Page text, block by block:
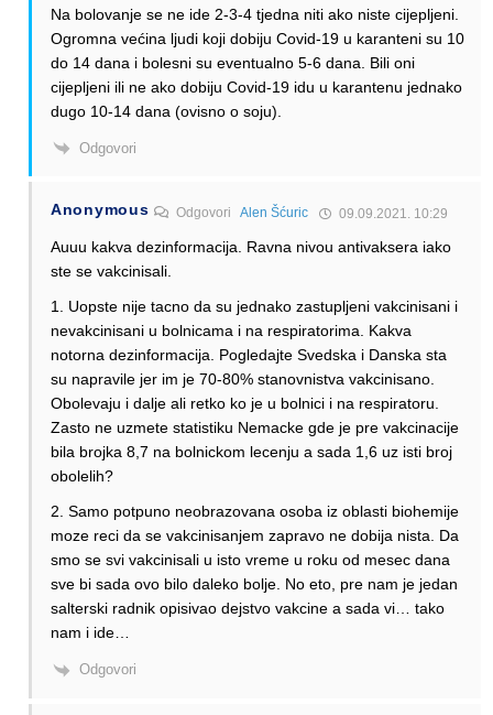
Na bolovanje se ne ide 2-3-4 tjedna niti ako niste cijepljeni.
Ogromna većina ljudi koji dobiju Covid-19 u karanteni su 10
do 14 dana i bolesni su eventualno 5-6 dana. Bili oni
cijepljeni ili ne ako dobiju Covid-19 idu u karantenu jednako
dugo 10-14 dana (ovisno o soju).
Odgovori
Anonymous OdgovoriAlen Šćuric 09.09.2021. 10:29
Auuu kakva dezinformacija. Ravna nivou antivaksera iako
ste se vakcinisali.
1. Uopste nije tacno da su jednako zastupljeni vakcinisani i
nevakcinisani u bolnicama i na respiratorima. Kakva
notorna dezinformacija. Pogledajte Svedska i Danska sta
su napravile jer im je 70-80% stanovnistva vakcinisano.
Obolevaju i dalje ali retko ko je u bolnici i na respiratoru.
Zasto ne uzmete statistiku Nemacke gde je pre vakcinacije
bila brojka 8,7 na bolnickom lecenju a sada 1,6 uz isti broj
obolelih?
2. Samo potpuno neobrazovana osoba iz oblasti biohemije
moze reci da se vakcinisanjem zapravo ne dobija nista. Da
smo se svi vakcinisali u isto vreme u roku od mesec dana
sve bi sada ovo bilo daleko bolje. No eto, pre nam je jedan
salterski radnik opisivao dejstvo vakcine a sada vi… tako
nam i ide…
Odgovori